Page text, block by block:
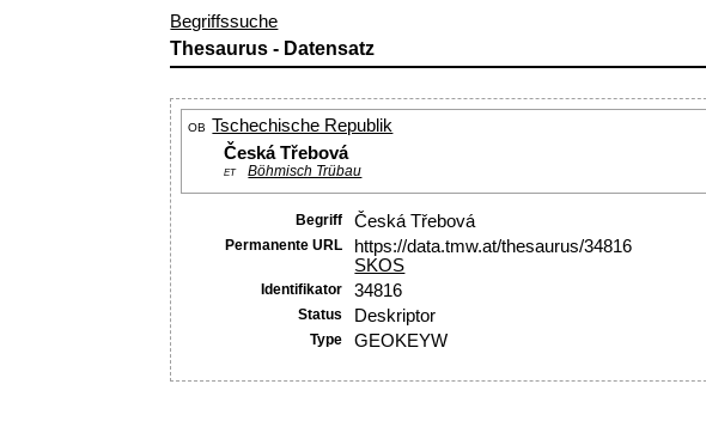
Begriffssuche
Thesaurus - Datensatz
OB Tschechische Republik
Česká Třebová
ET Böhmisch Trübau
Begriff Česká Třebová
Permanente URL
https://data.tmw.at/thesaurus/34816
SKOS
Identifikator 34816
Status Deskriptor
Type GEOKEYW